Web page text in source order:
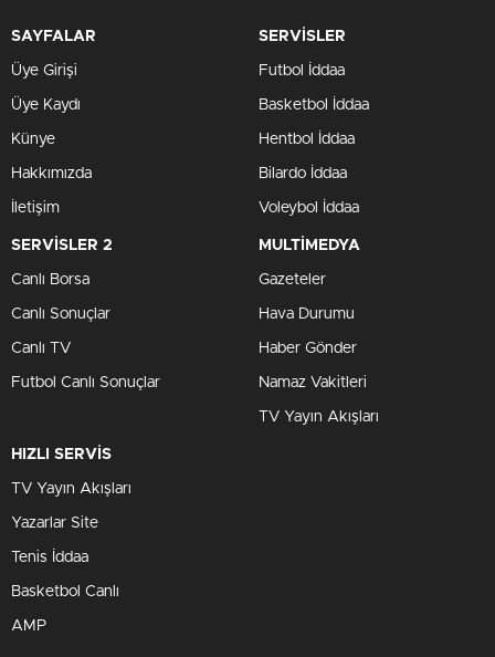
SAYFALAR
Üye Girişi
Üye Kaydı
Künye
Hakkımızda
İletişim
SERVİSLER
Futbol İddaa
Basketbol İddaa
Hentbol İddaa
Bilardo İddaa
Voleybol İddaa
SERVİSLER 2
Canlı Borsa
Canlı Sonuçlar
Canlı TV
Futbol Canlı Sonuçlar
MULTİMEDYA
Gazeteler
Hava Durumu
Haber Gönder
Namaz Vakitleri
TV Yayın Akışları
HIZLI SERVİS
TV Yayın Akışları
Yazarlar Site
Tenis İddaa
Basketbol Canlı
AMP